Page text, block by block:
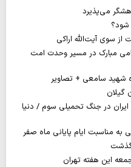
می‌پذیرد
شود؟
سوی آیت‌الله اراکی
مبارک در مسیر وحدت امت
شهید سامعی + تصاویر
گیلان
در جنگ تحمیلی سوم / دنیا
به مناسبت ایام پایانی ماه صفر
این هفته تهران